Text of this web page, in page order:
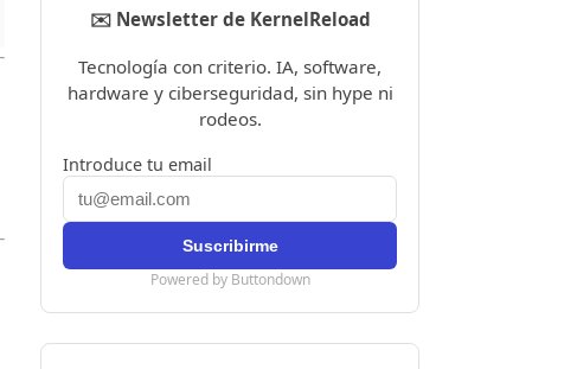
✉️ Newsletter de KernelReload
Tecnología con criterio. IA, software,
hardware y ciberseguridad, sin hype ni
rodeos.
Introduce tu email
Powered by Buttondown